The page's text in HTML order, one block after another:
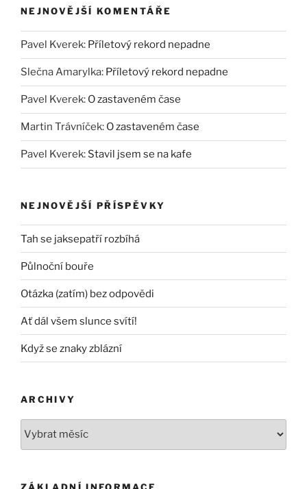
NEJNOVĚJŠÍ KOMENTÁŘE
Pavel Kverek: Příletový rekord nepadne
Slečna Amarylka: Příletový rekord nepadne
Pavel Kverek: O zastaveném čase
Martin Trávníček: O zastaveném čase
Pavel Kverek: Stavil jsem se na kafe
NEJNOVĚJŠÍ PŘÍSPĚVKY
Tah se jaksepatří rozbíhá
Půlnoční bouře
Otázka (zatím) bez odpovědi
Ať dál všem slunce svítí!
Když se znaky zblázní
ARCHIVY
ZÁKLADNÍ INFORMACE